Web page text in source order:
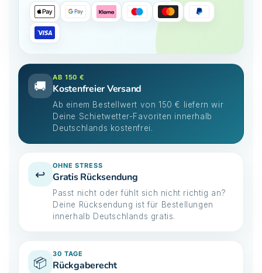
🚚
AB 150 €
Kostenfreier Versand
Ab einem Bestellwert von 150 € liefern wir
Deine Schietwetter-Favoriten innerhalb
Deutschlands kostenfrei.
↩️
OHNE STRESS
Gratis Rücksendung
Passt nicht oder fühlt sich nicht richtig an?
Deine Rücksendung ist für Bestellungen
innerhalb Deutschlands gratis.
📦
30 TAGE
Rückgaberecht